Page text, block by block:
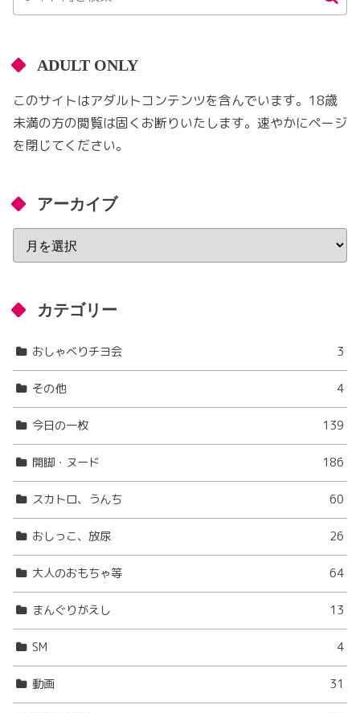
ADULT ONLY
このサイトはアダルトコンテンツを含んでいます。18歳
未満の方の閲覧は固くお断りいたします。速やかにページ
を閉じてください。
アーカイブ
カテゴリー
おしゃべりチヨ会 3
その他 4
今日の一枚 139
開脚・ヌード 186
スカトロ、うんち 60
おしっこ、放尿 26
大人のおもちゃ等 64
まんぐりがえし 13
SM 4
動画 31